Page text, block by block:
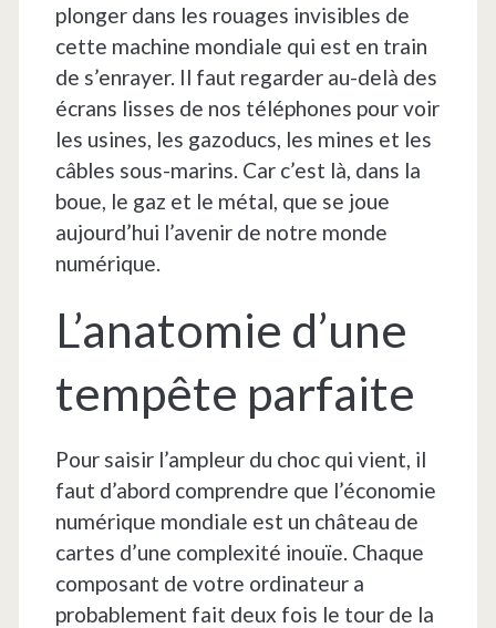
plonger dans les rouages invisibles de
cette machine mondiale qui est en train
de s’enrayer. Il faut regarder au-delà des
écrans lisses de nos téléphones pour voir
les usines, les gazoducs, les mines et les
câbles sous-marins. Car c’est là, dans la
boue, le gaz et le métal, que se joue
aujourd’hui l’avenir de notre monde
numérique.
L’anatomie d’une
tempête parfaite
Pour saisir l’ampleur du choc qui vient, il
faut d’abord comprendre que l’économie
numérique mondiale est un château de
cartes d’une complexité inouïe. Chaque
composant de votre ordinateur a
probablement fait deux fois le tour de la